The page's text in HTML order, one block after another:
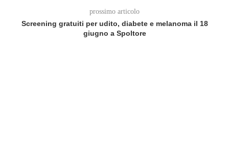
prossimo articolo
Screening gratuiti per udito, diabete e melanoma il 18
giugno a Spoltore